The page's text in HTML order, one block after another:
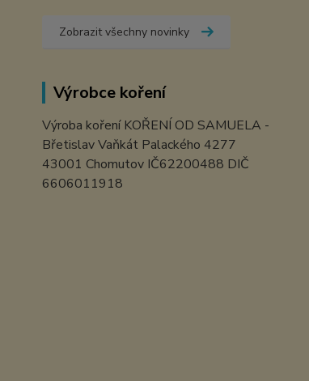
Zobrazit všechny novinky
Výrobce koření
Výroba koření KOŘENÍ OD SAMUELA -
Břetislav Vaňkát Palackého 4277
43001 Chomutov IČ62200488 DIČ
6606011918